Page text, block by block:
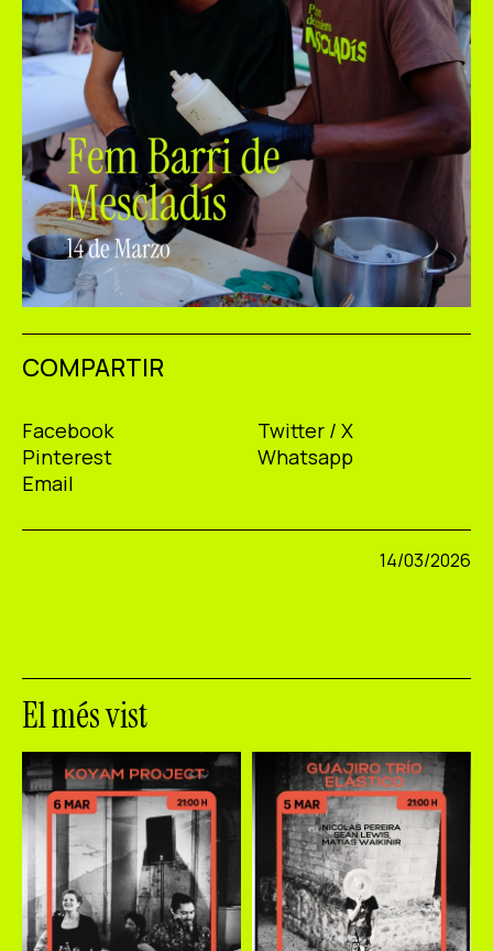
COMPARTIR
Facebook
Twitter / X
Pinterest
Whatsapp
Email
14/03/2026
El més vist